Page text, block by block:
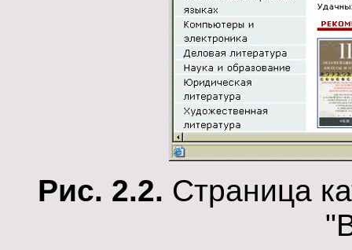
Рис. 2.2. Страница